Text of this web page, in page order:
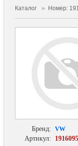
Каталог ► Номер:
Бренд: VW
Артикул: